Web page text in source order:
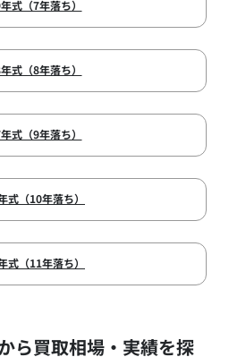
式（7年落ち）
式（8年落ち）
式（9年落ち）
式（10年落ち）
式（11年落ち）
ら買取相場・実績を探